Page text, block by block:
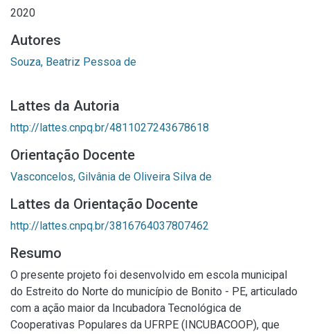
2020
Autores
Souza, Beatriz Pessoa de
Lattes da Autoria
http://lattes.cnpq.br/4811027243678618
Orientação Docente
Vasconcelos, Gilvânia de Oliveira Silva de
Lattes da Orientação Docente
http://lattes.cnpq.br/3816764037807462
Resumo
O presente projeto foi desenvolvido em escola municipal
do Estreito do Norte do município de Bonito - PE, articulado
com a ação maior da Incubadora Tecnológica de
Cooperativas Populares da UFRPE (INCUBACOOP), que